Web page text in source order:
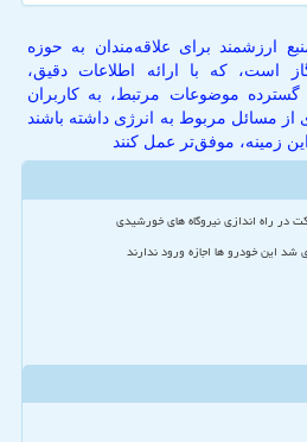
برای علاقه‌مندان به حوزه
است، که با ارائه اطلاعات دقیق،
موضوعات مرتبط، به کاربران
مسائل مربوط به انرژی داشته باشند
زمینه، موفق‌تر عمل کنند
در راه اندازی نیروگاه های خورشیدی
شد این خودرو ها اجازه ورود ندارند